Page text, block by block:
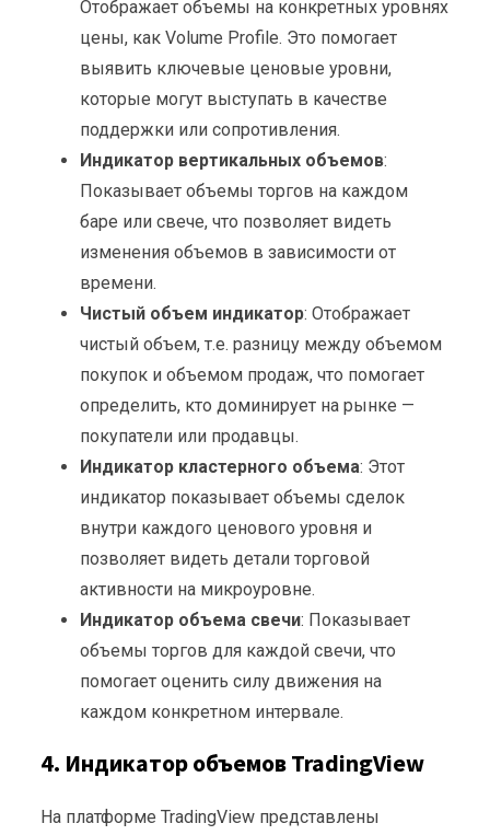
Отображает объемы на конкретных уровнях
цены, как Volume Profile. Это помогает
выявить ключевые ценовые уровни,
которые могут выступать в качестве
поддержки или сопротивления.
Индикатор вертикальных объемов:
Показывает объемы торгов на каждом
баре или свече, что позволяет видеть
изменения объемов в зависимости от
времени.
Чистый объем индикатор: Отображает
чистый объем, т.е. разницу между объемом
покупок и объемом продаж, что помогает
определить, кто доминирует на рынке —
покупатели или продавцы.
Индикатор кластерного объема: Этот
индикатор показывает объемы сделок
внутри каждого ценового уровня и
позволяет видеть детали торговой
активности на микроуровне.
Индикатор объема свечи: Показывает
объемы торгов для каждой свечи, что
помогает оценить силу движения на
каждом конкретном интервале.
4. Индикатор объемов TradingView
На платформе TradingView представлены